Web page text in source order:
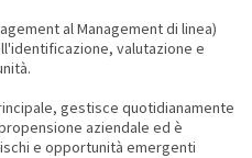
al Management di linea)
valutazione e
gestisce quotidianamente
aziendale ed è
e opportunità emergenti